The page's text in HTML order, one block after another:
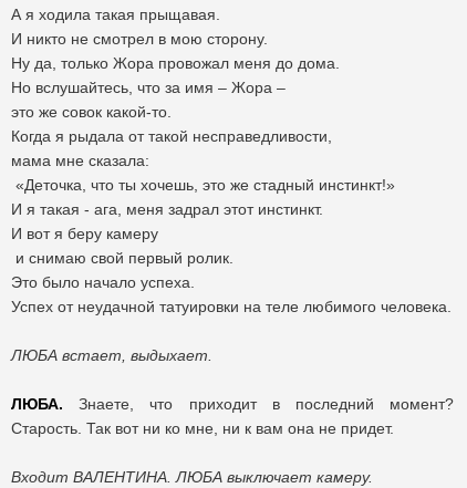
А я ходила такая прыщавая.
И никто не смотрел в мою сторону.
Ну да, только Жора провожал меня до дома.
Но вслушайтесь, что за имя – Жора –
это же совок какой-то.
Когда я рыдала от такой несправедливости,
мама мне сказала:
«Деточка, что ты хочешь, это же стадный инстинкт!»
И я такая - ага, меня задрал этот инстинкт.
И вот я беру камеру
и снимаю свой первый ролик.
Это было начало успеха.
Успех от неудачной татуировки на теле любимого человека.
ЛЮБА встает, выдыхает.
ЛЮБА. Знаете, что приходит в последний момент?
Старость. Так вот ни ко мне, ни к вам она не придет.
Входит ВАЛЕНТИНА. ЛЮБА выключает камеру.